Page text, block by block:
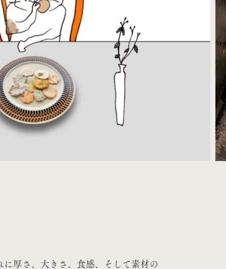
厚さ、大きさ、食感、そして素材の